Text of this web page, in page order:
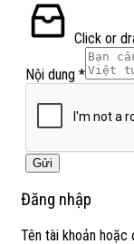
Click or
Nội dung *
Gửi
Đăng nhập
Tên tài khoản hoặc